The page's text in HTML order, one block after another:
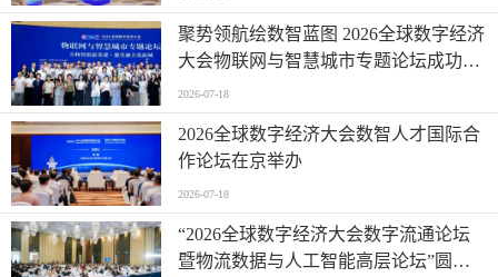
聚势领航绘数智蓝图 2026全球数字经济
大会物联网与智慧城市专题论坛成功举
办
2026-07-18
2026全球数字经济大会数智人才国际合
作论坛在京举办
2026-07-18
“2026全球数字经济大会数字流通论坛
暨物流数据与人工智能高层论坛”圆满